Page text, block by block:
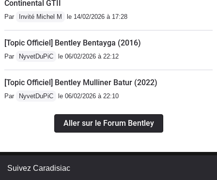
Continental GTII
Par Invité Michel M le 14/02/2026 à 17:28
[Topic Officiel] Bentley Bentayga (2016)
Par NyvetDuPiC le 06/02/2026 à 22:12
[Topic Officiel] Bentley Mulliner Batur (2022)
Par NyvetDuPiC le 06/02/2026 à 22:10
Aller sur le Forum Bentley
Suivez Caradisiac